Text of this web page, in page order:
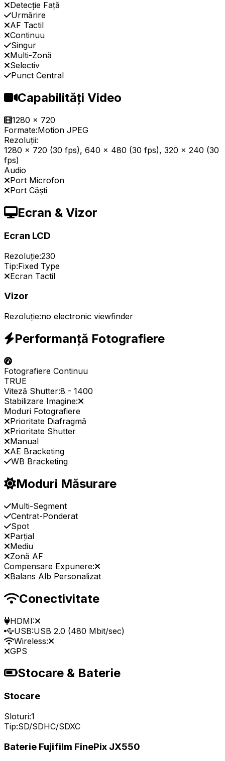
Detecție Față
Urmărire
AF Tactil
Continuu
Singur
Multi-Zonă
Selectiv
Punct Central
Capabilități Video
1280 x 720
Formate:Motion JPEG
Rezoluții:
1280 x 720 (30 fps), 640 x 480 (30 fps), 320 x 240 (30
fps)
Audio
Port Microfon
Port Căști
Ecran & Vizor
Ecran LCD
Rezoluție:230
Tip:Fixed Type
Ecran Tactil
Vizor
Rezoluție:no electronic viewfinder
Performanță Fotografiere
Fotografiere Continuu
TRUE
Viteză Shutter:8 - 1400
Stabilizare Imagine:
Moduri Fotografiere
Prioritate Diafragmă
Prioritate Shutter
Manual
AE Bracketing
WB Bracketing
Moduri Măsurare
Multi-Segment
Centrat-Ponderat
Spot
Parțial
Mediu
Zonă AF
Compensare Expunere:
Balans Alb Personalizat
Conectivitate
HDMI:
USB:USB 2.0 (480 Mbit/sec)
Wireless:
GPS
Stocare & Baterie
Stocare
Sloturi:1
Tip:SD/SDHC/SDXC
Baterie Fujifilm FinePix JX550